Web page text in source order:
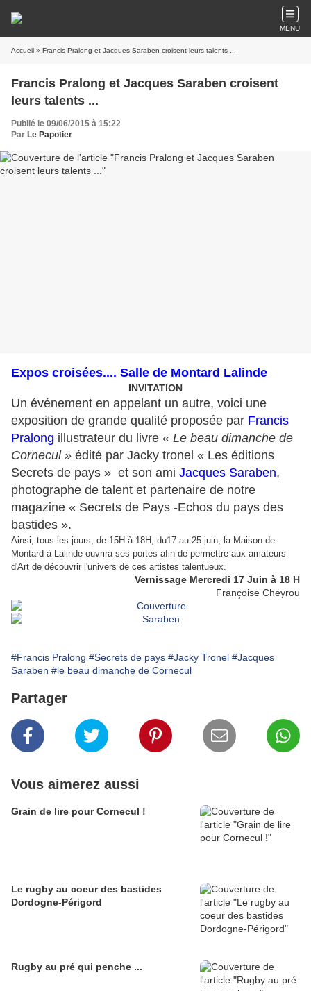
MENU
Accueil » Francis Pralong et Jacques Saraben croisent leurs talents ...
Francis Pralong et Jacques Saraben croisent
leurs talents ...
Publié le 09/06/2015 à 15:22
Par Le Papotier
Expos croisées.... Salle de Montard Lalinde
INVITATION
Un événement en appelant un autre, voici une
exposition de grande qualité proposée par Francis
Pralong illustrateur du livre « Le beau dimanche de
Cornecul » édité par Jacky tronel « Les éditions
Secrets de pays » et son ami Jacques Saraben,
photographe de talent et partenaire de notre
magazine « Secrets de Pays -Echos du pays des
bastides ».
Ainsi, tous les jours, de 15H à 18H, du17 au 25 juin, la Maison de
Montard à Lalinde ouvrira ses portes afin de permettre aux amateurs
d'Art de découvrir l'univers de ces artistes talentueux.
Vernissage Mercredi 17 Juin à 18 H
Françoise Cheyrou
#Francis Pralong #Secrets de pays #Jacky Tronel #Jacques
Saraben #le beau dimanche de Cornecul
Partager
Vous aimerez aussi
Grain de lire pour Cornecul !
Le rugby au coeur des bastides
Dordogne-Périgord
Rugby au pré qui penche ...